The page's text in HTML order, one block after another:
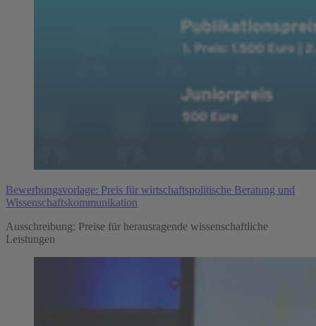
Bewerbungsvorlage: Preis für wirtschaftspolitische Beratung und
Wissenschaftskommunikation
Ausschreibung: Preise für herausragende wissenschaftliche
Leistungen